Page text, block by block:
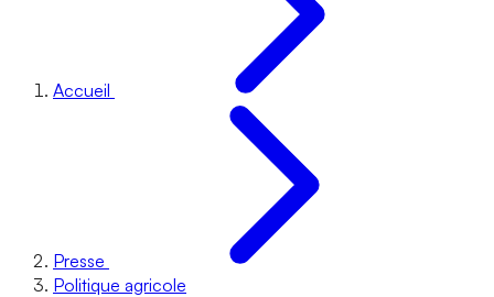
Accueil
Presse
Politique agricole